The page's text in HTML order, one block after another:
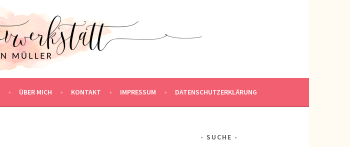
ÜBER MICH KONTAKT IMPRESSUM DATENSCHUTZERKLÄRUNG
SUCHE